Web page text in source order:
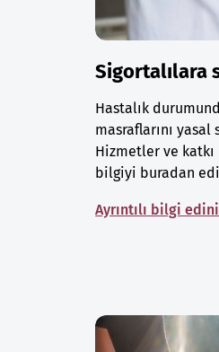
Sigortalılara
Hastalık
masraflarını yasal
Hizmetler ve katkı
bilgiyi buradan
Ayrıntılı bilgi